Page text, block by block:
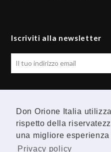
Don Orione Italia
rispetto della
una migliore
Privacy policy
Iscriviti alla newsletter
F
a
Y
o